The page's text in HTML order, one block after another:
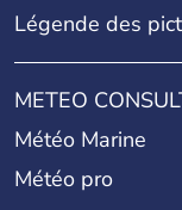
Légende des
METEO
Météo Marine
Météo pro